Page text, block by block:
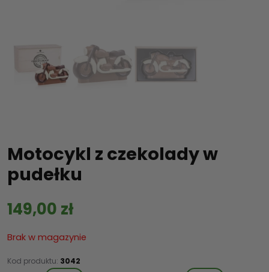
Motocykl z czekolady w
pudełku
149,00 zł
Brak w magazynie
Kod produktu: 3042